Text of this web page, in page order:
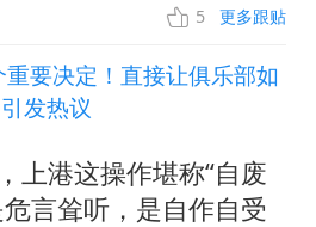
5 更多跟贴
要决定！直接让俱乐部如
发热议
上港这操作堪称“自废
言耸听，是自作自受